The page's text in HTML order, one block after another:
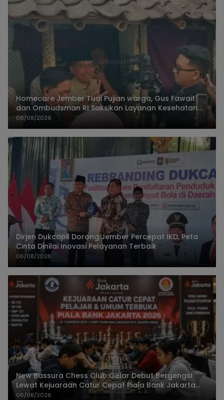
Homecare Jember Tuai Pujian warga, Gus Fawait
dan Ombudsman RI Saksikan Layanan Kesehatan
Rumah Pasien
06/08/2026
Dirjen Dukcapil Dorong Jember Percepat IKD, Peta
Cinta Dinilai Inovasi Pelayanan Terbaik
06/08/2026
New Bassura Chess Club Gelar Debut Bergengsi
Lewat Kejuaraan Catur Cepat Piala Bank Jakarta
2026
06/08/2026